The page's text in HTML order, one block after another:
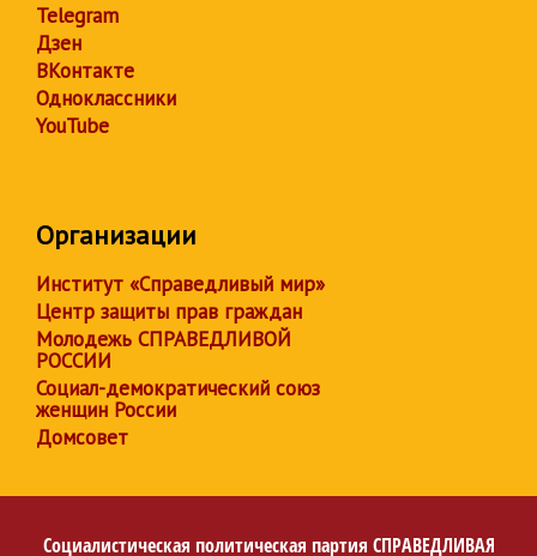
Telegram
Дзен
ВКонтакте
Одноклассники
YouTube
Организации
Институт «Справедливый мир»
Центр защиты прав граждан
Молодежь СПРАВЕДЛИВОЙ
РОССИИ
Социал-демократический союз
женщин России
Домсовет
Социалистическая политическая партия СПРАВЕДЛИВАЯ